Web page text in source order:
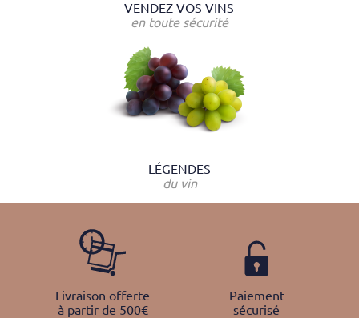
VENDEZ VOS VINS
en toute sécurité
LÉGENDES
du vin
Livraison offerte
à partir de 500€
Paiement
sécurisé